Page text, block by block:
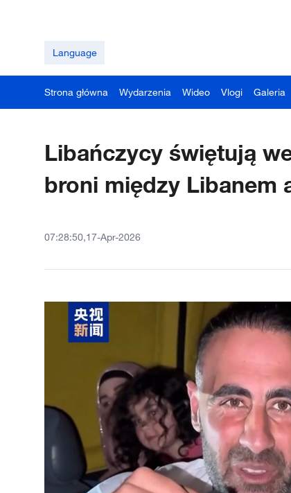
Language
Strona główna Wydarzenia Wideo Vlogi Galeria
Libańczycy świętują
broni między Libanem
07:28:50,17-Apr-2026